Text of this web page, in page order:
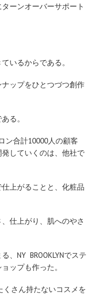
ーンオーバーサポート
いるからである。
ップをひとつづつ創作
る。
ン合計10000人の顧客
していくのは、他社で
上がることと、化粧品
仕上がり、肌へのやさ
、NY BROOKLYNでステ
ップも作った。
くさん持たないコスメを